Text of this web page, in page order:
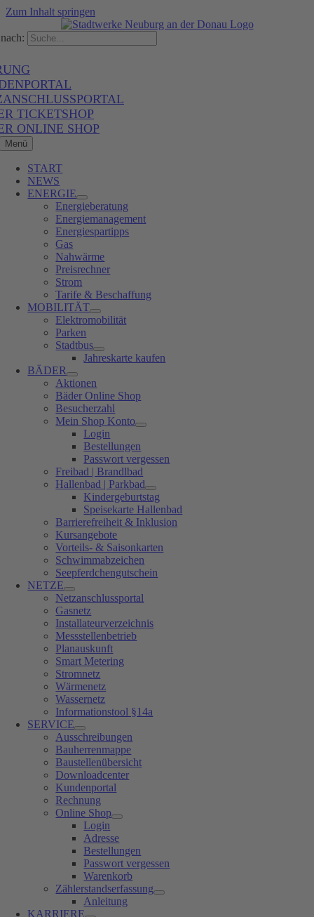
Zum Inhalt springen
TICKETSHOP
ONLINE SHOP
Menü
START
NEWS
ENERGIE
Energieberatung
Energiemanagement
Energiespartipps
Gas
Nahwärme
Preisrechner
Strom
Tarife & Beschaffung
MOBILITÄT
Elektromobilität
Parken
Stadtbus
Jahreskarte kaufen
BÄDER
Aktionen
Bäder Online Shop
Besucherzahl
Mein Shop Konto
Login
Bestellungen
Passwort vergessen
Freibad | Brandlbad
Hallenbad | Parkbad
Kindergeburtstag
Speisekarte Hallenbad
Barrierefreiheit & Inklusion
Kursangebote
Vorteils- & Saisonkarten
Schwimmabzeichen
Seepferdchengutschein
NETZE
Netzanschlussportal
Gasnetz
Installateurverzeichnis
Messstellenbetrieb
Planauskunft
Smart Metering
Stromnetz
Wärmenetz
Wassernetz
Informationstool §14a
SERVICE
Ausschreibungen
Bauherrenmappe
Baustellenübersicht
Downloadcenter
Kundenportal
Rechnung
Online Shop
Login
Adresse
Bestellungen
Passwort vergessen
Warenkorb
Zählerstandserfassung
Anleitung
KARRIERE